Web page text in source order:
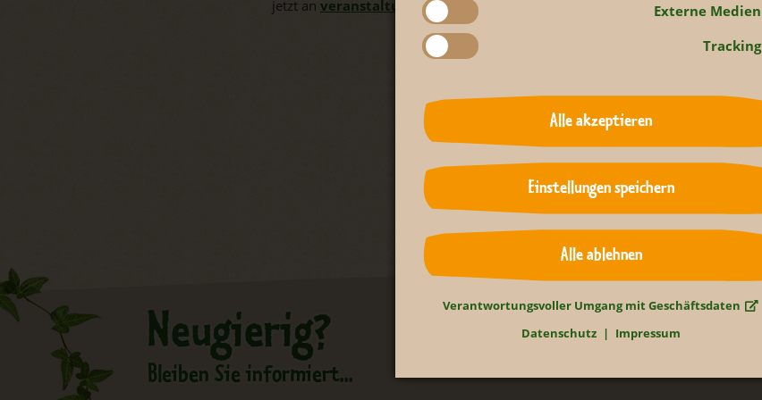
jetzt an veranstaltung @zoo-leipzig.de
Neugierig?
Bleiben Sie informiert...
Externe Medien
Tracking
Alle akzeptieren
Einstellungen speichern
Alle ablehnen
Verantwortungsvoller Umgang mit Geschäftsdaten
Datenschutz
Impressum